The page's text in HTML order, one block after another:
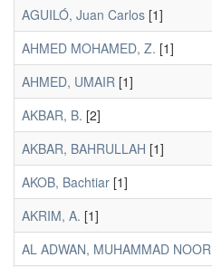
AGUILÓ, Juan Carlos [1]
AHMED MOHAMED, Z. [1]
AHMED, UMAIR [1]
AKBAR, B. [2]
AKBAR, BAHRULLAH [1]
AKOB, Bachtiar [1]
AKRIM, A. [1]
AL ADWAN, MUHAMMAD NOOR